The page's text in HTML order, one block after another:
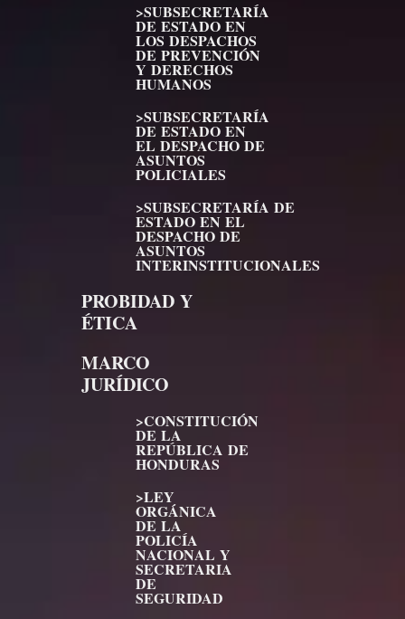
>SUBSECRETARÍA
DE ESTADO EN
LOS DESPACHOS
DE PREVENCIÓN
Y DERECHOS
HUMANOS
>SUBSECRETARÍA
DE ESTADO EN
EL DESPACHO DE
ASUNTOS
POLICIALES
>SUBSECRETARÍA DE
ESTADO EN EL
DESPACHO DE
ASUNTOS
INTERINSTITUCIONALES
PROBIDAD Y
ÉTICA
MARCO
JURÍDICO
>CONSTITUCIÓN
DE LA
REPÚBLICA DE
HONDURAS
>LEY
ORGÁNICA
DE LA
POLICÍA
NACIONAL Y
SECRETARIA
DE
SEGURIDAD